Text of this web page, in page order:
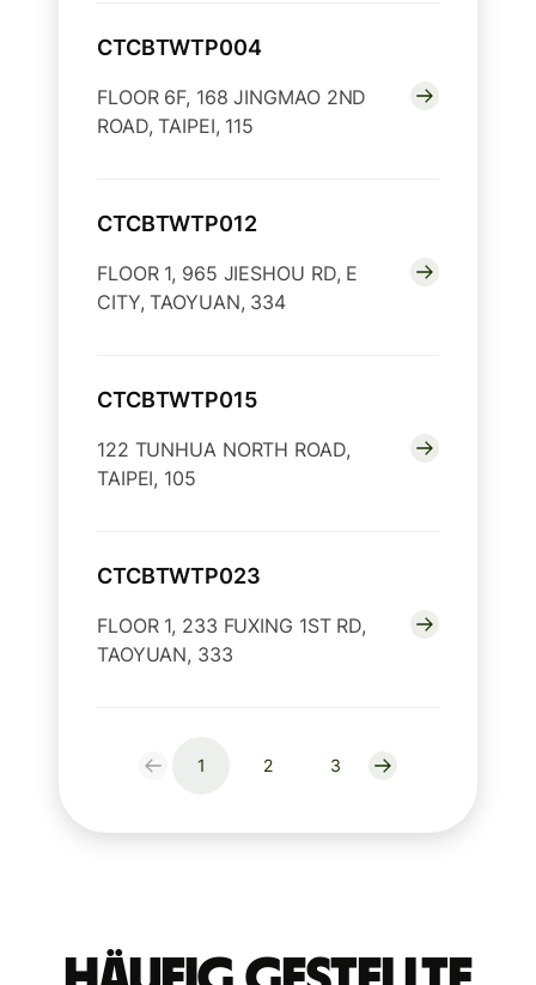
CTCBTWTP004
FLOOR 6F, 168 JINGMAO 2ND
ROAD, TAIPEI, 115
CTCBTWTP012
FLOOR 1, 965 JIESHOU RD, E
CITY, TAOYUAN, 334
CTCBTWTP015
122 TUNHUA NORTH ROAD,
TAIPEI, 105
CTCBTWTP023
FLOOR 1, 233 FUXING 1ST RD,
TAOYUAN, 333
1 2 3